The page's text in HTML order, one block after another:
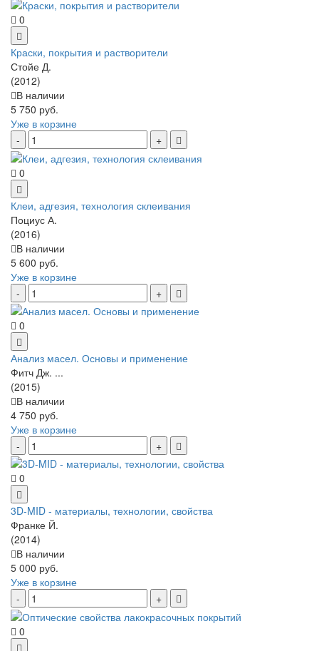
0
Краски, покрытия и растворители
Стойе Д.
(2012)
В наличии
5 750 руб.
Уже в корзине
0
Клеи, адгезия, технология склеивания
Поциус А.
(2016)
В наличии
5 600 руб.
Уже в корзине
0
Анализ масел. Основы и применение
Фитч Дж. ...
(2015)
В наличии
4 750 руб.
Уже в корзине
0
3D-MID - материалы, технологии, свойства
Франке Й.
(2014)
В наличии
5 000 руб.
Уже в корзине
0